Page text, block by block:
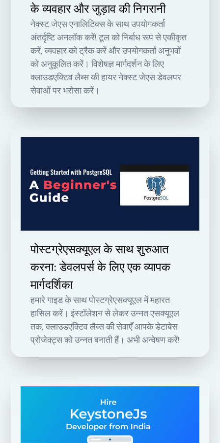
के व्यवहार और जुड़ाव की निगरानी
नेक्स्ट.जेएस एनालिटिक्स के साथ उपयोगकर्ता
अंतर्दृष्टि अनलॉक करें! टूल को निर्बाध रूप से एकीकृत
करें, व्यवहार को ट्रैक करें और उपयोगकर्ता अनुभवों
को अनुकूलित करें। विशेषज्ञ मार्गदर्शन के लिए
क्लाउडएक्टिव लैब्स की हायर नेक्स्ट.जेएस डेवलपर
सेवाओं पर भरोसा करें।
पोस्टग्रेएसक्यूएल के साथ शुरुआत
करना: डेवलपर्स के लिए एक व्यापक
मार्गदर्शिका
हमारे गाइड के साथ पोस्टग्रेएसक्यूएल में महारत
हासिल करें। इंस्टॉलेशन से लेकर उन्नत एसक्यूएल
तक, क्लाउडएक्टिव लैब्स की सेवाएँ आपके डेटाबेस
प्रोजेक्ट्स को उन्नत बनाती हैं। अभी अन्वेषण करें!